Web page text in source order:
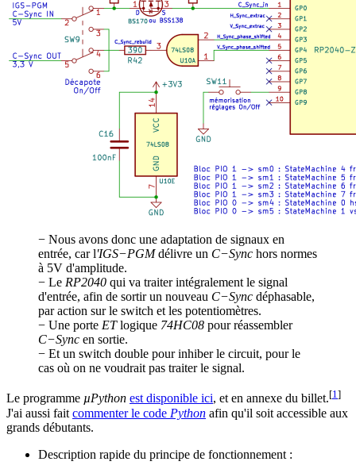
− Nous avons donc une adaptation de signaux en
entrée, car l'IGS−PGMdélivre un C−Sync hors normes
à 5V d'amplitude.
− Le RP2040 qui va traiter intégralement le signal
d'entrée, afin de sortir un nouveau C−Sync déphasable,
par action sur le switch et les potentiomètres.
− Une porte ETlogique 74HC08 pour réassembler
C−Sync en sortie.
− Et un switch double pour inhiber le circuit, pour le
cas où on ne voudrait pas traiter le signal.
Le programme µPython est disponible ici, et en annexe du billet.[1]
J'ai aussi fait commenter le code Python afin qu'il soit accessible aux
grands débutants.
Description rapide du principe de fonctionnement :